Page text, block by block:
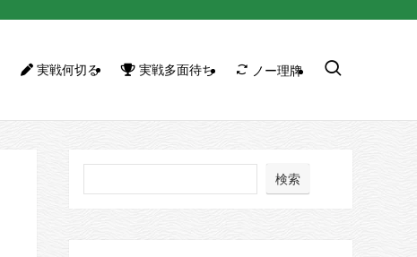
実戦何切る 実戦多面待ち ノー理牌
検索